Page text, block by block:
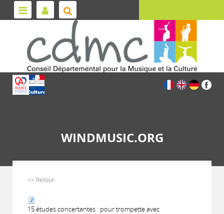
WINDMUSIC.ORG
>> Retour
15 études concertantes : pour trompette avec